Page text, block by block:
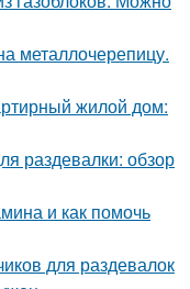
металлочерепицу.
жилой дом:
раздевалки: обзор
и как помочь
для раздевалок